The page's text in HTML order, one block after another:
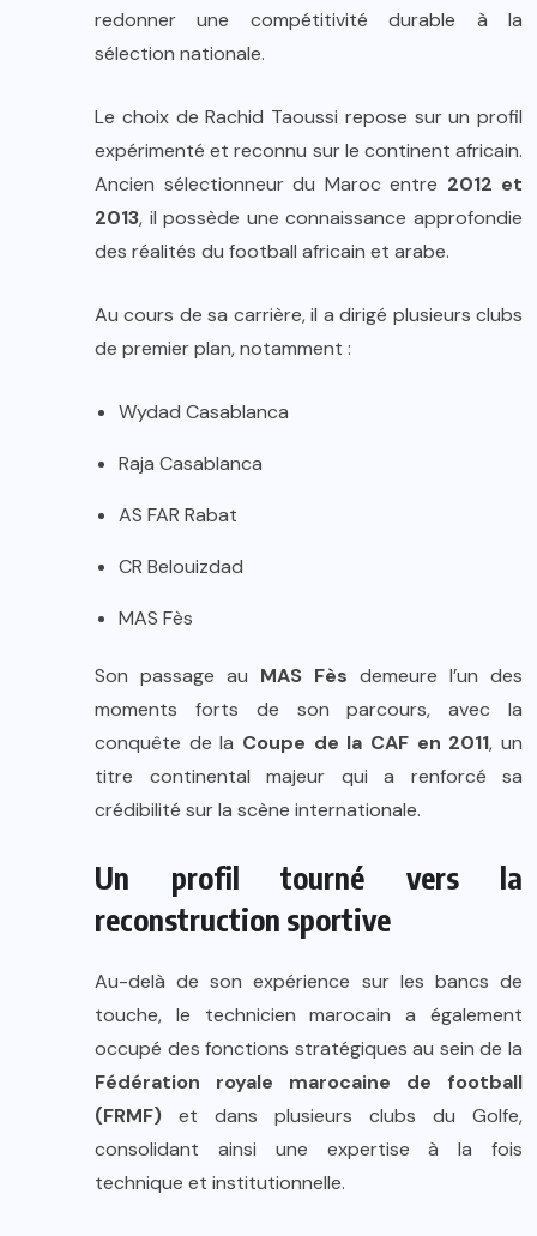
redonner une compétitivité durable à la
sélection nationale.
Le choix de Rachid Taoussi repose sur un profil
expérimenté et reconnu sur le continent africain.
Ancien sélectionneur du Maroc entre 2012 et
2013, il possède une connaissance approfondie
des réalités du football africain et arabe.
Au cours de sa carrière, il a dirigé plusieurs clubs
de premier plan, notamment :
Wydad Casablanca
Raja Casablanca
AS FAR Rabat
CR Belouizdad
MAS Fès
Son passage au MAS Fès demeure l’un des
moments forts de son parcours, avec la
conquête de la Coupe de la CAF en 2011, un
titre continental majeur qui a renforcé sa
crédibilité sur la scène internationale.
Un profil tourné vers la
reconstruction sportive
Au-delà de son expérience sur les bancs de
touche, le technicien marocain a également
occupé des fonctions stratégiques au sein de la
Fédération royale marocaine de football
(FRMF) et dans plusieurs clubs du Golfe,
consolidant ainsi une expertise à la fois
technique et institutionnelle.